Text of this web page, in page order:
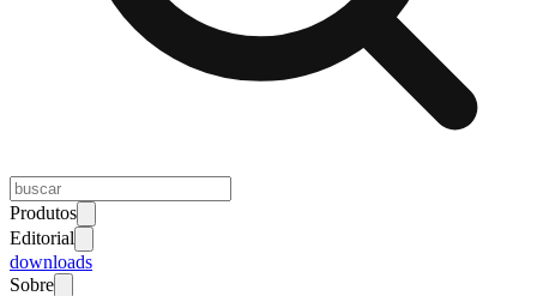
Produtos
Editorial
downloads
Sobre